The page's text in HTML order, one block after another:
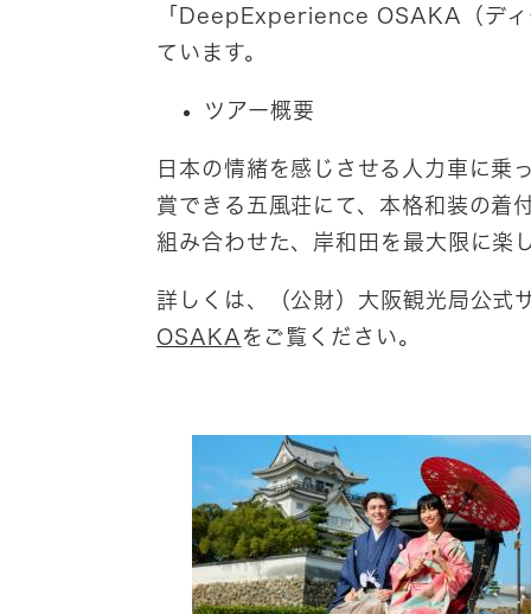
「DeepExperience OSAKA（ディ
ています。
ツアー概要
日本の情緒を感じさせる人力車に乗
賞できる五風荘にて、本格和装の着
組み合わせた、岸和田を最大限に楽
詳しくは、（公財）大阪観光局公
OSAKA ​をご覧ください。